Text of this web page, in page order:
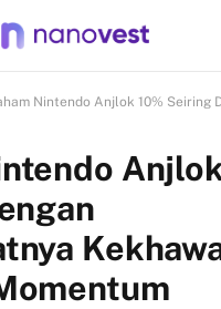
Nintendo Anjlok 10% Seiring Dengan Meningkatnya